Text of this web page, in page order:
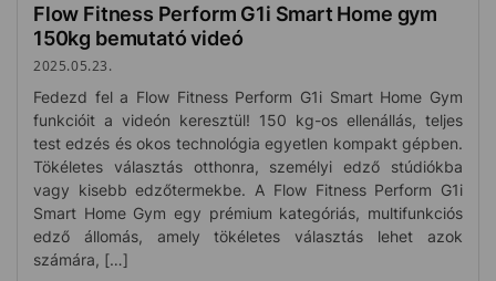
Flow Fitness Perform G1i Smart Home gym
150kg bemutató videó
2025.05.23.
Fedezd fel a Flow Fitness Perform G1i Smart Home Gym
funkcióit a videón keresztül! 150 kg-os ellenállás, teljes
test edzés és okos technológia egyetlen kompakt gépben.
Tökéletes választás otthonra, személyi edző stúdiókba
vagy kisebb edzőtermekbe. A Flow Fitness Perform G1i
Smart Home Gym egy prémium kategóriás, multifunkciós
edző állomás, amely tökéletes választás lehet azok
számára, […]